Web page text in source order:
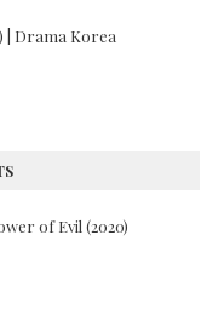
| Drama Korea
of Evil (2020)